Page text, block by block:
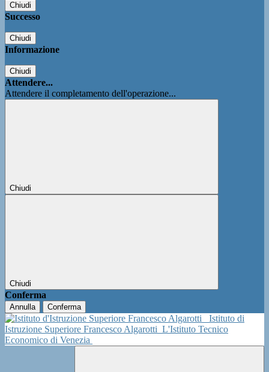
Chiudi
Successo
Chiudi
Informazione
Chiudi
Attendere...
Attendere il completamento dell'operazione...
Chiudi
Chiudi
Conferma
Annulla Conferma
Istituto di
Istruzione Superiore Francesco Algarotti L'Istituto Tecnico
Economico di Venezia